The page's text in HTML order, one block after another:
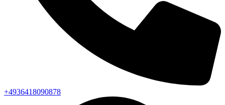
+4936418090878